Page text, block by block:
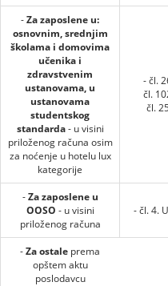
-Za zaposlene u:
osnovnim, srednjim
školama i domovima
učenika i
zdravstvenim
ustanovama, u
ustanovama
studentskog
standarda- u visini
priloženog računa osim
za noćenje u hotelu lux
kategorije
- čl.
čl.
čl.
-Za zaposlene u
OOSO - u visini
priloženog računa
- čl. 4.
-Za ostale prema
opštem aktu
poslodavcu